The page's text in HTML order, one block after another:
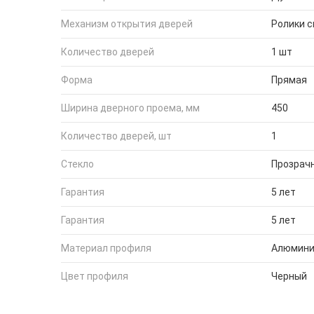
Механизм открытия дверей Ролики
Количество дверей 1 шт
Форма Прямая
Ширина дверного проема, мм 450
Количество дверей, шт 1
Стекло
Гарантия 5 лет
Гарантия 5 лет
Материал профиля
Цвет профиля Черный